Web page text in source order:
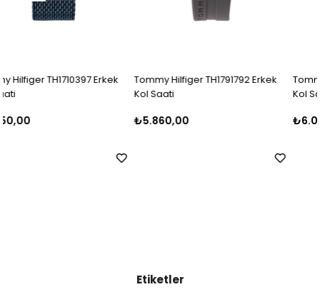
Tommy Hilfiger TH1791792 Erkek
₺5.860,00
Tommy Hilfiger TH1710396 Erkek
₺6.000,00
Etiketler